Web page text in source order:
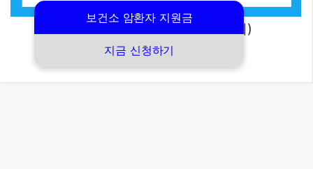
보건소 암환자 지원금
지금 신청하기
(보건소 암환자 지원금 신청하기)